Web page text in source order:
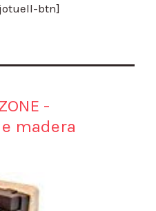
btn]
-
madera